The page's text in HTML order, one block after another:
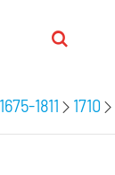
1811 1710